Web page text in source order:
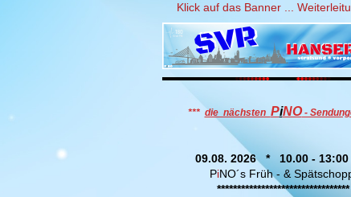
Klick auf das Banner ...
*** die nächsten PiNO-
09.08. 2026 * 10.00 - 13:00
PiNO´s Früh - &
*********************************